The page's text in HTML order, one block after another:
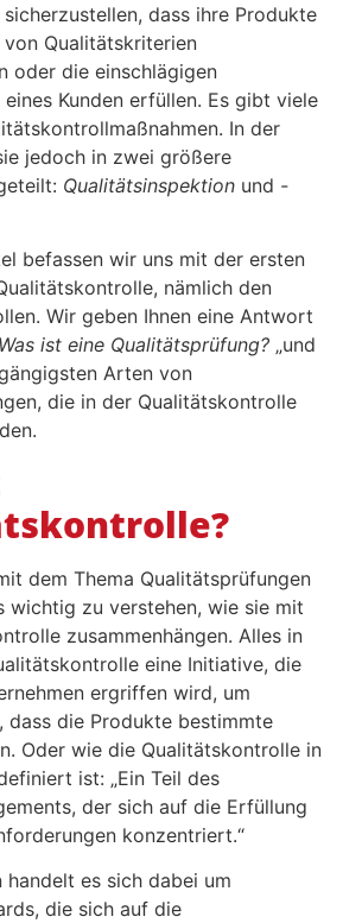
dass ihre Produkte
von Qualitätskriterien
oder die einschlägigen
Kunden erfüllen. Es gibt viele
In der
jedoch in zwei größere
Qualitätsinspektion und -
befassen wir uns mit der ersten
nämlich den
Wir geben Ihnen eine Antwort
Was ist eine Qualitätsprüfung? „und
Arten von
die in der Qualitätskontrolle
dem Thema Qualitätsprüfungen
wichtig zu verstehen, wie sie mit
zusammenhängen. Alles in
eine Initiative, die
ergriffen wird, um
dass die Produkte bestimmte
Oder wie die Qualitätskontrolle in
ist: „Ein Teil des
der sich auf die Erfüllung
konzentriert.“
handelt es sich dabei um
die sich auf die